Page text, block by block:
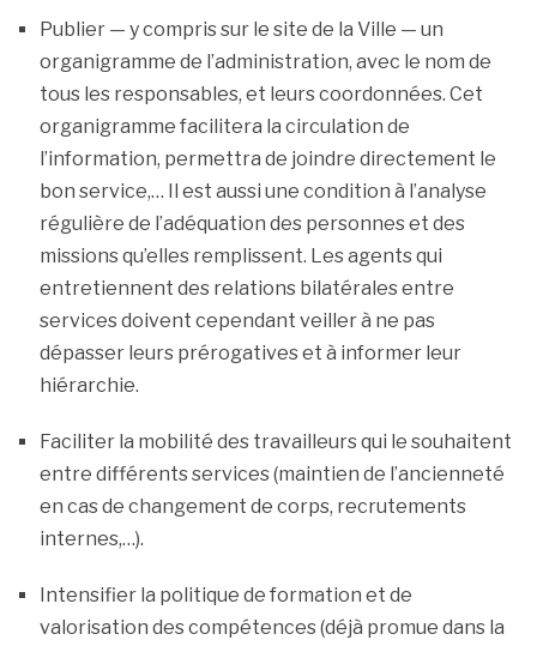
Publier — y compris sur le site de la Ville — un
organigramme de l’administration, avec le nom de
tous les responsables, et leurs coordonnées. Cet
organigramme facilitera la circulation de
l’information, permettra de joindre directement le
bon service,… Il est aussi une condition à l’analyse
régulière de l’adéquation des personnes et des
missions qu’elles remplissent. Les agents qui
entretiennent des relations bilatérales entre
services doivent cependant veiller à ne pas
dépasser leurs prérogatives et à informer leur
hiérarchie.
Faciliter la mobilité des travailleurs qui le souhaitent
entre différents services (maintien de l’ancienneté
en cas de changement de corps, recrutements
internes,…).
Intensifier la politique de formation et de
valorisation des compétences (déjà promue dans la